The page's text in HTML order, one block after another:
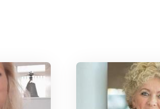
Afbeelding